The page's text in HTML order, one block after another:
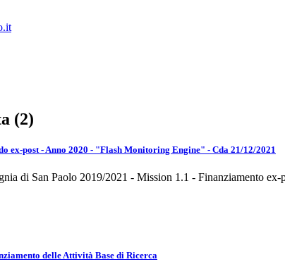
(2)
ex-post - Anno 2020 - "Flash Monitoring Engine" - Cda 21/12/2021
di San Paolo 2019/2021 - Mission 1.1 - Finanziamento ex-
delle Attività Base di Ricerca